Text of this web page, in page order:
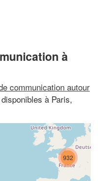
à
communication autour
à Paris,
932